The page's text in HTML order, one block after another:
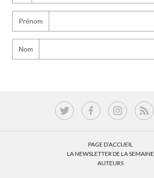
Prénom
Nom
PAGE D’ACCUEIL
LA NEWSLETTER DE LA SEMAINE
AUTEURS